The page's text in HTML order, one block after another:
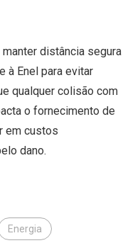
distância segura
à Enel para evitar
qualquer colisão com
o fornecimento de
em custos
dano.
Energia